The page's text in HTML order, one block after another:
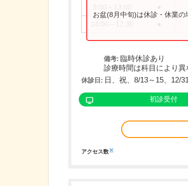
お盆(8月中旬)は休診・休業の
備考: 臨時休診あり
診療時間は科目により異
休診日: 日、祝、8/13～15、12/
初診受付
アクセス数※